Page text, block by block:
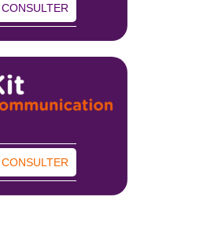
CONSULTER
CONSULTER